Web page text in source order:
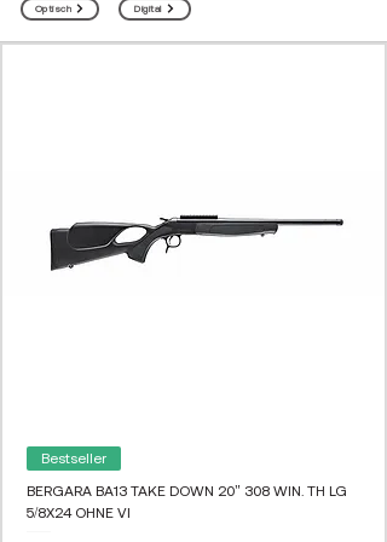
Optisch Digital
Bestseller
BERGARA BA13 TAKE DOWN 20" 308 WIN. TH LG
5/8X24 OHNE VI